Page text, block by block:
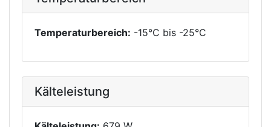
Temperaturbereich: -15°C bis -25°C
Kälteleistung